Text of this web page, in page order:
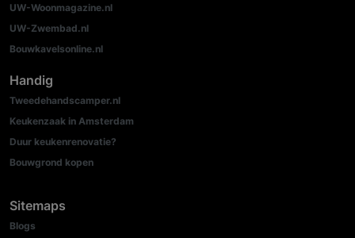
UW-Woonmagazine.nl
UW-Zwembad.nl
Bouwkavelsonline.nl
Handig
Tweedehandscamper.nl
Keukenzaak in Amsterdam
Duur keukenrenovatie?
Bouwgrond kopen
Sitemaps
Blogs